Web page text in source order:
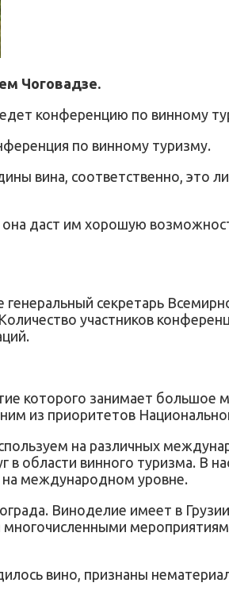
Чоговадзе.
конференцию по винному
по винному туризму.
вина, соответственно, это
даст им хорошую
секретарь
участников
которого занимает большое
из приоритетов
на различных
в области винного туризма. В
на международном уровне.
Виноделие имеет в
вино, признаны